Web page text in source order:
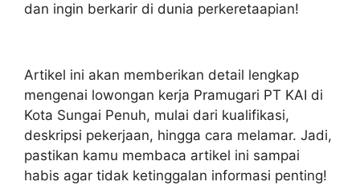
dan ingin berkarir di dunia perkeretaapian!
Artikel ini akan memberikan detail lengkap
mengenai lowongan kerja Pramugari PT KAI di
Kota Sungai Penuh, mulai dari kualifikasi,
deskripsi pekerjaan, hingga cara melamar. Jadi,
pastikan kamu membaca artikel ini sampai
habis agar tidak ketinggalan informasi penting!